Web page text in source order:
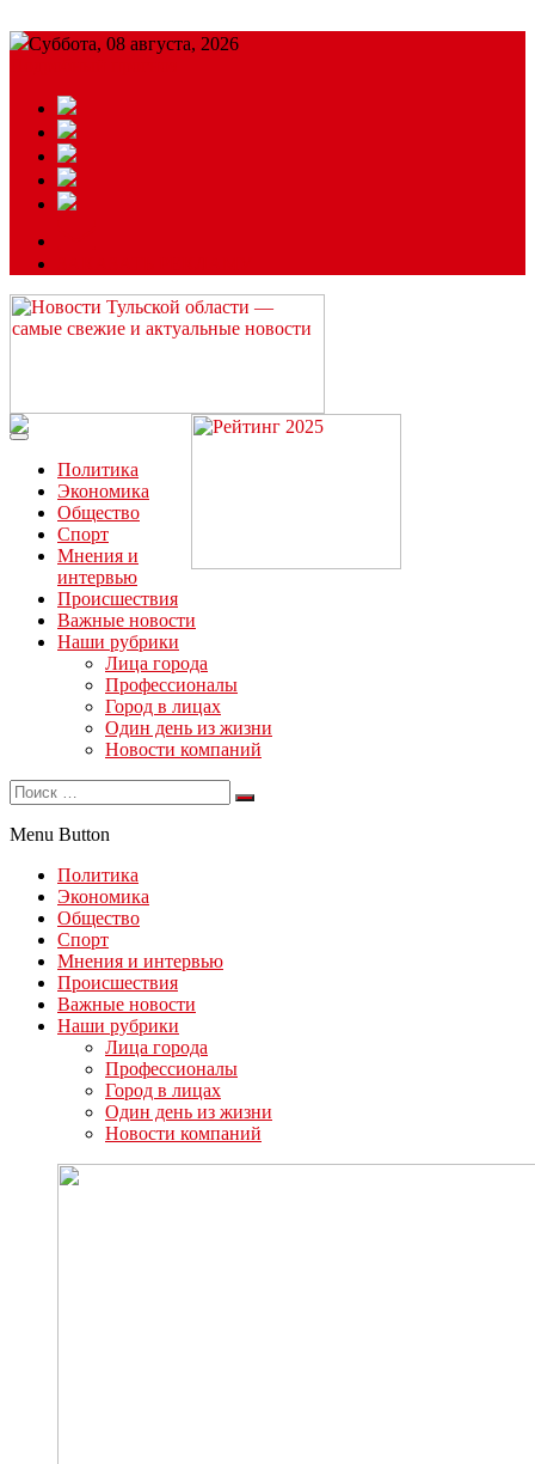
Суббота, 08 августа, 2026
Читайте последние новости дня в Тульской области на сайте
“ЗаНовомосковск”
Политика
Экономика
Общество
Спорт
Мнения и
интервью
Происшествия
Важные новости
Наши рубрики
Лица города
Профессионалы
Город в лицах
Один день из жизни
Новости компаний
Menu Button
Политика
Экономика
Общество
Спорт
Мнения и интервью
Происшествия
Важные новости
Наши рубрики
Лица города
Профессионалы
Город в лицах
Один день из жизни
Новости компаний